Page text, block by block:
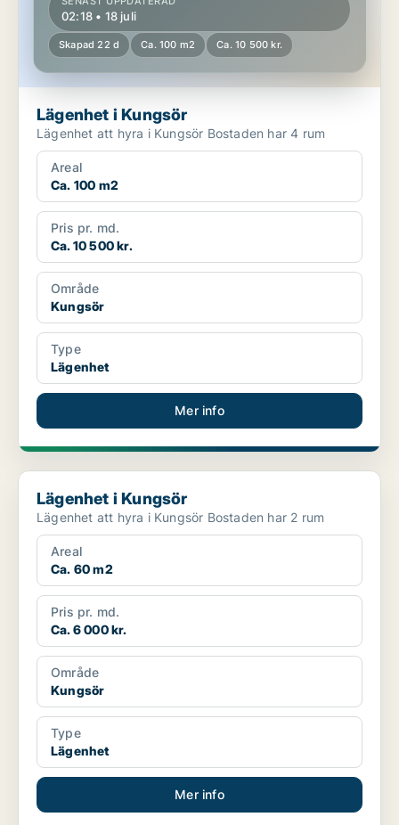
02:18 • 18 juli
Skapad 22 d Ca. 100 m2 Ca. 10 500 kr.
Lägenhet i Kungsör
Lägenhet att hyra i Kungsör Bostaden har 4 rum
Areal
Ca. 100 m2
Pris pr. md.
Ca. 10 500 kr.
Område
Kungsör
Type
Lägenhet
Mer info
Lägenhet i Kungsör
Lägenhet i Kungsör
Lägenhet att hyra i Kungsör Bostaden har 2 rum
Areal
Ca. 60 m2
Pris pr. md.
Ca. 6 000 kr.
Område
Kungsör
Type
Lägenhet
Mer info